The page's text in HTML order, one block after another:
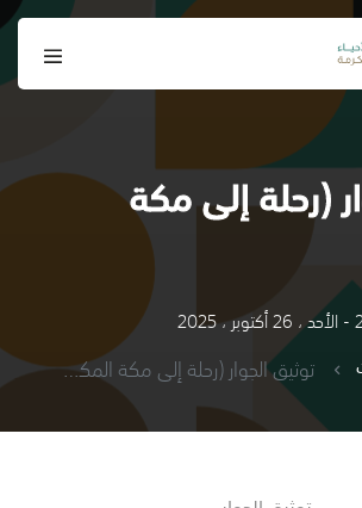
(رحلة إلى مكة
توثيق الجوار (رحلة إلى مكة المكرمة)